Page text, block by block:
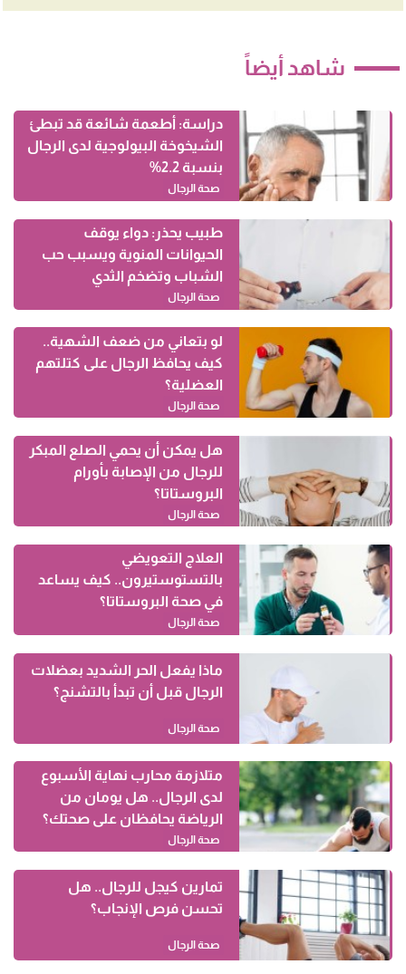
شاهد أيضاً
دراسة: أطعمة شائعة قد تبطئ
الشيخوخة البيولوجية لدى الرجال
بنسبة 2.2%
صحة الرجال
طبيب يحذر: دواء يوقف
الحيوانات المنوية ويسبب حب
الشباب وتضخم الثدي
صحة الرجال
لو بتعاني من ضعف الشهية..
كيف يحافظ الرجال على كتلتهم
العضلية؟
صحة الرجال
هل يمكن أن يحمي الصلع المبكر
للرجال من الإصابة بأورام
البروستاتا؟
صحة الرجال
العلاج التعويضي
بالتستوستيرون.. كيف يساعد
في صحة البروستاتا؟
صحة الرجال
ماذا يفعل الحر الشديد بعضلات
الرجال قبل أن تبدأ بالتشنج؟
صحة الرجال
متلازمة محارب نهاية الأسبوع
لدى الرجال.. هل يومان من
الرياضة يحافظان على صحتك؟
صحة الرجال
تمارين كيجل للرجال.. هل
تحسن فرص الإنجاب؟
صحة الرجال